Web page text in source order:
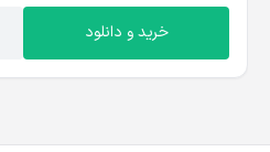
خرید و دانلود